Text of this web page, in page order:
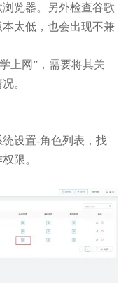
览器。另外检查谷歌
太低，也会出现不兼
上网”，需要将其关
。
设置-角色列表，找
限。